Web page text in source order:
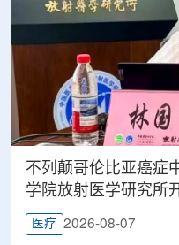
不列颠哥伦比亚癌症
学院放射医学研究所
医疗 2026-08-07